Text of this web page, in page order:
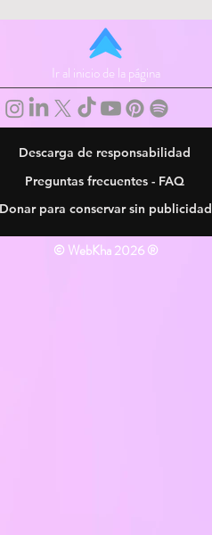
Ir al inicio de la página
Descarga de responsabilidad
Preguntas frecuentes - FAQ
Donar para conservar sin publicidad
© WebKha 2026 ®